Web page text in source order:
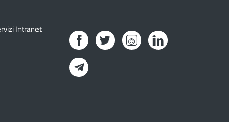
Intranet
FacebookTwitterInstagramLinkedIn